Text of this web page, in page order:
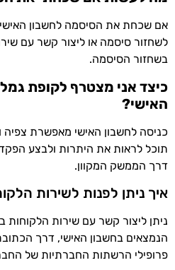
אם שכחת את הסיסמה לחשבון
לשחזור סיסמה או ליצור קשר עם
בשחזור הסיסמה.
כיצד אני מצטרף לקופת
האישי?
כניסה לחשבון האישי מאפשרת צפיה
תוכל לראות את היתרות ולבצע
דרך הממשק המקוון.
איך ניתן לפנות לשירות
ניתן ליצור קשר עם שירות הלקוחות
הנמצאים בחשבון האישי, דרך
פרופילי הרשתות החברתיות של